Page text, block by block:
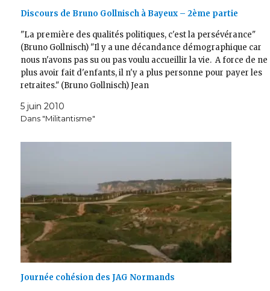
Discours de Bruno Gollnisch à Bayeux – 2ème partie
"La première des qualités politiques, c'est la persévérance"
(Bruno Gollnisch) "Il y a une décandance démographique car
nous n'avons pas su ou pas voulu accueillir la vie. A force de ne
plus avoir fait d'enfants, il n'y a plus personne pour payer les
retraites." (Bruno Gollnisch) Jean
5 juin 2010
Dans "Militantisme"
Journée cohésion des JAG Normands